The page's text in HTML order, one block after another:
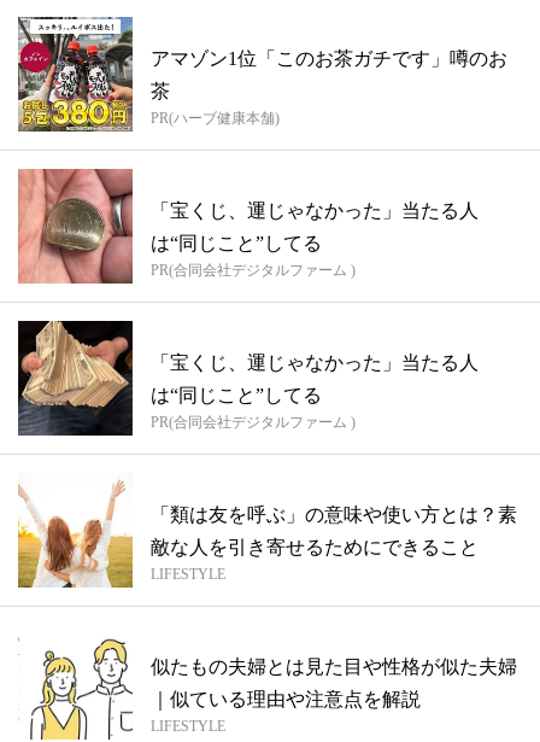
アマゾン1位「このお茶ガチです」噂のお
茶
PR(ハーブ健康本舗)
「宝くじ、運じゃなかった」当たる人
は“同じこと”してる
PR(合同会社デジタルファーム )
「宝くじ、運じゃなかった」当たる人
は“同じこと”してる
PR(合同会社デジタルファーム )
「類は友を呼ぶ」の意味や使い方とは？素
敵な人を引き寄せるためにできること
LIFESTYLE
似たもの夫婦とは見た目や性格が似た夫婦
｜似ている理由や注意点を解説
LIFESTYLE